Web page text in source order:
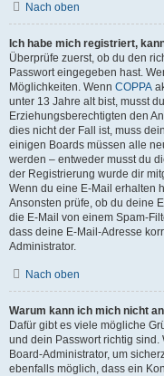
Nach oben
Ich habe mich registriert,
Überprüfe zuerst, ob du den
Passwort eingegeben hast.
Möglichkeiten. Wenn COPPA
unter 13 Jahre alt bist, musst
Erziehungsberechtigten den
dies nicht der Fall ist, muss
einigen Boards müssen alle
werden – entweder musst du
der Registrierung wurde dir
Wenn du eine E-Mail erhalten
Ansonsten prüfe, ob du deine
die E-Mail von einem Spam-
dass deine E-Mail-Adresse
Administrator.
Nach oben
Warum kann ich mich nicht
Dafür gibt es viele mögliche
und dein Passwort richtig
Board-Administrator, um
ebenfalls möglich, dass ein